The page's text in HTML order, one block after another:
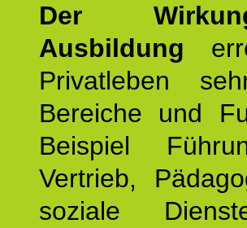
Der
Ausbildung
Privatleben
Bereiche und
Beispiel
Vertrieb,
soziale